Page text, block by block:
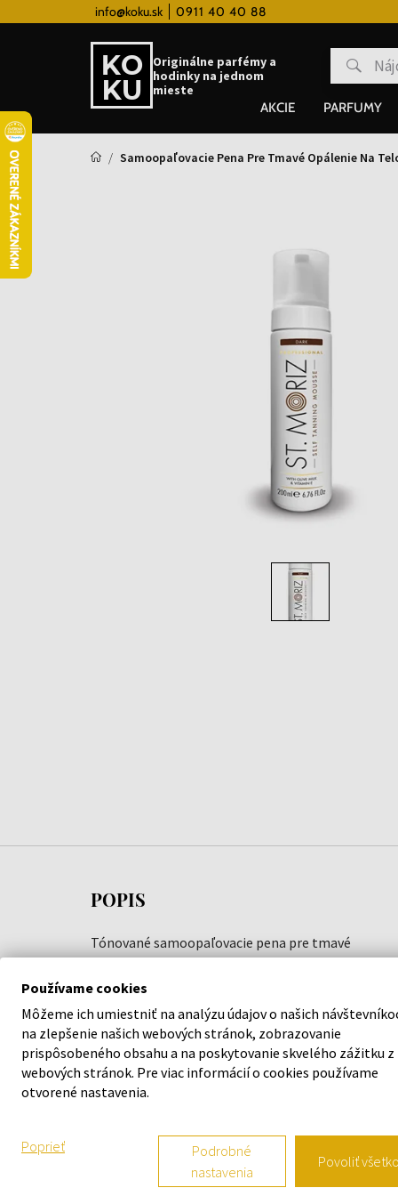
info@koku.sk 0911 40 40 88Vernostný systém
Originálne parfémy a
hodinky na jednom
mieste
AKCIE PARFUMY
Samoopaľovacie Pena Pre Tmavé Opálenie Na
POPIS
Tónované samoopaľovacie pena pre tmavé
bezchybným opálením.
Ako používať
Nastriekajte penu do dlaní a jemne a rovnomerne
ju votrite do pokožky. Pomocou krúživých pohybov
úplne nevstrebe. Po aplikácii si dôkladne umyte
ruky vodou a mydlom, aby ste zabránili ich
Používame cookies
Môžeme ich umiestniť na analýzu údajov o našich
na zlepšenie našich webových stránok, zobrazovanie
prispôsobeného obsahu a na poskytovanie skvelého zážitku z
webových stránok. Pre viac informácií o cookies používame
otvorené nastavenia.
Poprieť
Podrobné
nastavenia
Povoliť všetko